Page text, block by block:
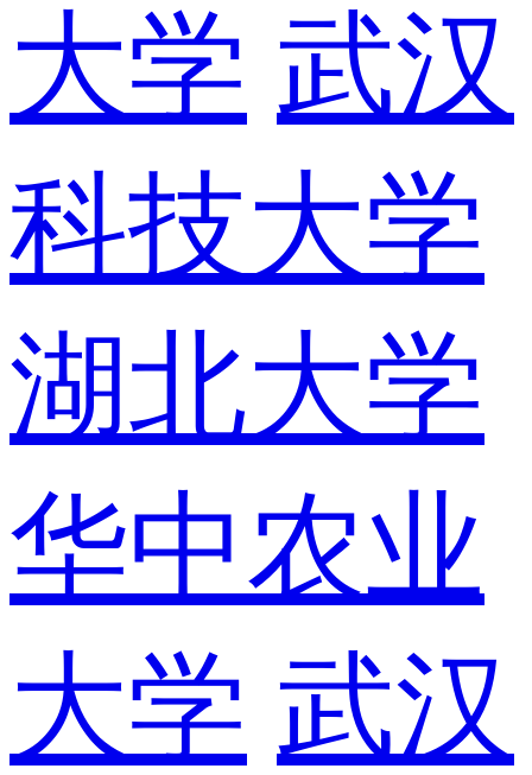
大学 武汉
科技大学
湖北大学
华中农业
大学 武汉